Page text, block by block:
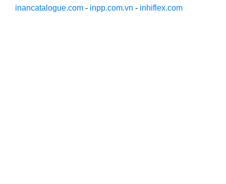
inancatalogue.com - inpp.com.vn - inhiflex.com